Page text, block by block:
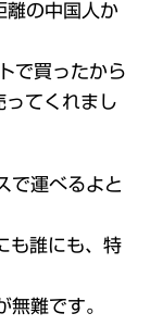
離の中国人か
で買ったから
てくれまし
で運べるよと
も誰にも、特
無難です。